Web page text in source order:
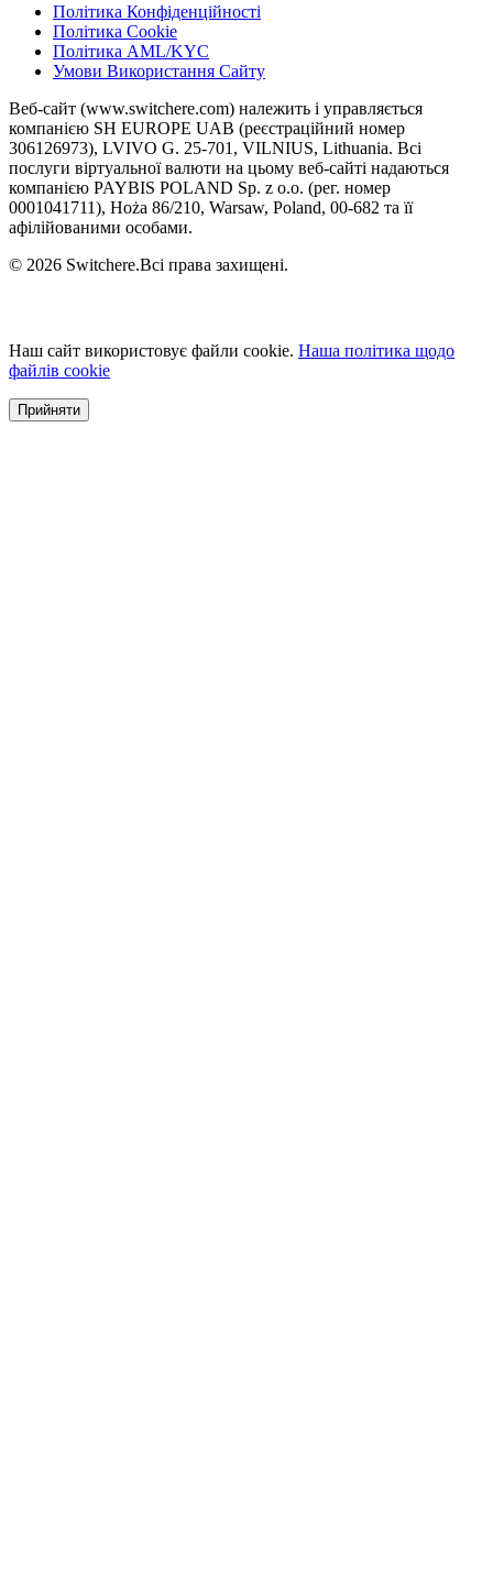
Політика Конфіденційності
Політика Cookie
Політика AML/KYC
Умови Використання Сайту
Веб-сайт (www.switchere.com) належить і управляється
компанією SH EUROPE UAB (реєстраційний номер
306126973), LVIVO G. 25-701, VILNIUS, Lithuania. Всі
послуги віртуальної валюти на цьому веб-сайті надаються
компанією PAYBIS POLAND Sp. z o.o. (рег. номер
0001041711), Hoża 86/210, Warsaw, Poland, 00-682 та її
афілійованими особами.
© 2026 Switchere.Всі права захищені.
Наш сайт використовує файли cookie. Наша політика щодо
файлів cookie
Прийняти